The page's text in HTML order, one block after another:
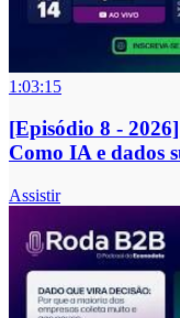
1:03:15
[Episódio 8 -
Como IA e dados
Assistir